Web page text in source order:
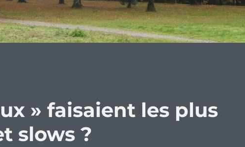
» faisaient les plus
slows ?